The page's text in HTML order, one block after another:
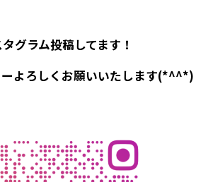
グラム投稿してます！
よろしくお願いいたします(*^^*)